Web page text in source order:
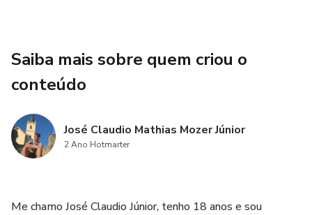
Saiba mais sobre quem criou o
conteúdo
José Claudio Mathias Mozer Júnior
2 Ano Hotmarter
Me chamo José Claudio Júnior, tenho 18 anos e sou